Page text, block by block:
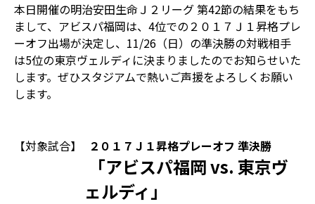
本日開催の明治安田生命Ｊ２リーグ 第42節の結果をもち
まして、アビスパ福岡は、4位での２０１７Ｊ１昇格プレ
ーオフ出場が決定し、11/26（日）の準決勝の対戦相手
は5位の東京ヴェルディに決まりましたのでお知らせいた
します。ぜひスタジアムで熱いご声援をよろしくお願い
します。
【対象試合】 ２０１７Ｊ１昇格プレーオフ 準決勝
「アビスパ福岡 vs. 東京ヴ
ェルディ」